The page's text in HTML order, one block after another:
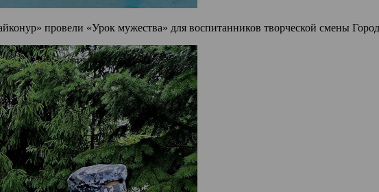
провели «Урок мужества» для воспитанников творческой смены